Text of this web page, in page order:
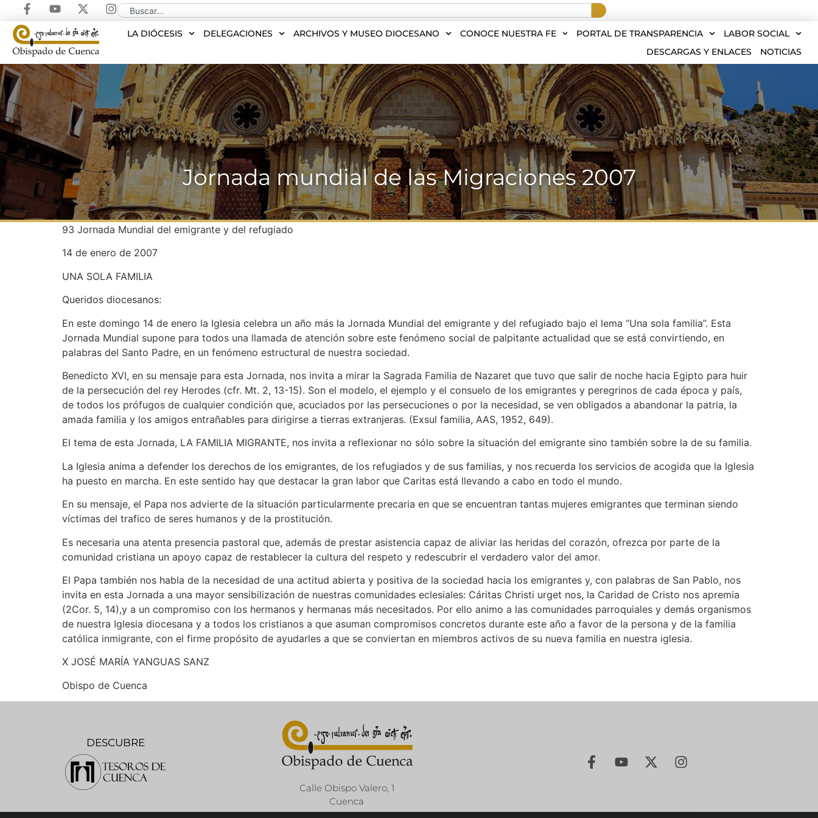
LA DIÓCESIS DELEGACIONES ARCHIVOS Y MUSEO DIOCESANO CONOCE NUESTRA FE PORTAL DE TRANSPARENCIA
LABOR SOCIAL
DESCARGAS Y ENLACES
NOTICIAS
Jornada mundial de las Migraciones 2007
93 Jornada Mundial del emigrante y del refugiado
14 de enero de 2007
UNA SOLA FAMILIA
Queridos diocesanos:
En este domingo 14 de enero la Iglesia celebra un año más la Jornada Mundial del emigrante y del refugiado bajo el lema “Una sola familia”. Esta
Jornada Mundial supone para todos una llamada de atención sobre este fenómeno social de palpitante actualidad que se está convirtiendo, en
palabras del Santo Padre, en un fenómeno estructural de nuestra sociedad.
Benedicto XVI, en su mensaje para esta Jornada, nos invita a mirar la Sagrada Familia de Nazaret que tuvo que salir de noche hacia Egipto para huir
de la persecución del rey Herodes (cfr. Mt. 2, 13-15). Son el modelo, el ejemplo y el consuelo de los emigrantes y peregrinos de cada época y país,
de todos los prófugos de cualquier condición que, acuciados por las persecuciones o por la necesidad, se ven obligados a abandonar la patria, la
amada familia y los amigos entrañables para dirigirse a tierras extranjeras. (Exsul familia, AAS, 1952, 649).
El tema de esta Jornada, LA FAMILIA MIGRANTE, nos invita a reflexionar no sólo sobre la situación del emigrante sino también sobre la de su familia.
La Iglesia anima a defender los derechos de los emigrantes, de los refugiados y de sus familias, y nos recuerda los servicios de acogida que la Iglesia
ha puesto en marcha. En este sentido hay que destacar la gran labor que Caritas está llevando a cabo en todo el mundo.
En su mensaje, el Papa nos advierte de la situación particularmente precaria en que se encuentran tantas mujeres emigrantes que terminan siendo
víctimas del trafico de seres humanos y de la prostitución.
Es necesaria una atenta presencia pastoral que, además de prestar asistencia capaz de aliviar las heridas del corazón, ofrezca por parte de la
comunidad cristiana un apoyo capaz de restablecer la cultura del respeto y redescubrir el verdadero valor del amor.
El Papa también nos habla de la necesidad de una actitud abierta y positiva de la sociedad hacia los emigrantes y, con palabras de San Pablo, nos
invita en esta Jornada a una mayor sensibilización de nuestras comunidades eclesiales: Cáritas Christi urget nos, la Caridad de Cristo nos apremia
(2Cor. 5, 14),y a un compromiso con los hermanos y hermanas más necesitados. Por ello animo a las comunidades parroquiales y demás organismos
de nuestra Iglesia diocesana y a todos los cristianos a que asuman compromisos concretos durante este año a favor de la persona y de la familia
católica inmigrante, con el firme propósito de ayudarles a que se conviertan en miembros activos de su nueva familia en nuestra iglesia.
X JOSÉ MARÍA YANGUAS SANZ
Obispo de Cuenca
DESCUBRE
Calle Obispo Valero, 1
Cuenca